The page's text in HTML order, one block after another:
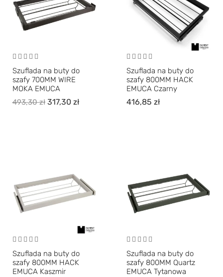
Szuflada na buty do
szafy 700MM WIRE
MOKA EMUCA
493,30zł 317,30 zł
Szuflada na buty do
szafy 800MM HACK
EMUCA Czarny
416,85 zł
Szuflada na buty do
szafy 800MM HACK
EMUCA Kaszmir
Szuflada na buty do
szafy 800MM Quartz
EMUCA Tytanowa